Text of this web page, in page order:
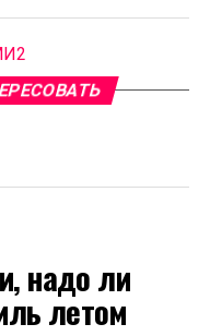
надо ли
летом